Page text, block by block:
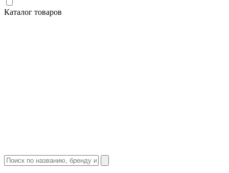
Каталог товаров